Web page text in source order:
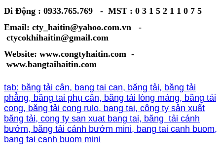
Di Động : 0933.765.769 - MST : 0 3 1 5 2 1 1 0 7 5
Email: cty_haitin@yahoo.com.vn -
ctycokhihaitin@gmail.com
Website: www.congtyhaitin.com -
www.bangtaihaitin.com
tab: băng tải cân, bang tai can, băng tải, băng tải
phẳng, băng tai phụ cân, băng tải lòng máng, băng tải
cong, băng tải cong rulo, bang tai, công ty sản xuất
băng tải, cong ty san xuat bang tai, băng tải cánh
bướm, băng tải cánh bướm mini, bang tai canh buom,
bang tai canh buom mini